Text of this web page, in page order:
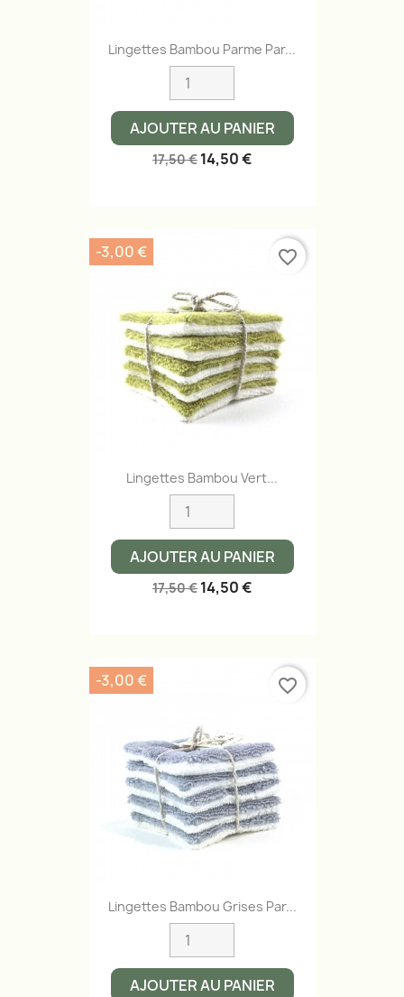
Lingettes Bambou Parme Par...
AJOUTER AU PANIER
17,50 € 14,50 €
Lingettes Bambou Vert...
AJOUTER AU PANIER
17,50 € 14,50 €
-3,00 € favorite_border
Lingettes Bambou Grises Par...
AJOUTER AU PANIER
-3,00 € favorite_border